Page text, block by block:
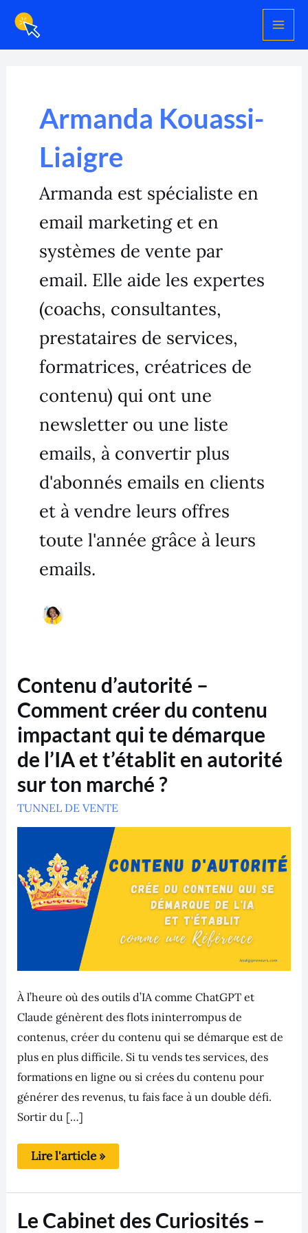
Aller
contenu
Armanda Kouassi-
Liaigre
Armanda est spécialiste en
email marketing et en
systèmes de vente par
email. Elle aide les expertes
(coachs, consultantes,
prestataires de services,
formatrices, créatrices de
contenu) qui ont une
newsletter ou une liste
emails, à convertir plus
d'abonnés emails en clients
et à vendre leurs offres
toute l'année grâce à leurs
emails.
Contenu d’autorité –
Comment créer du contenu
impactant qui te démarque
de l’IA et t’établit en autorité
sur ton marché ?
TUNNEL DE VENTE
À l’heure où des outils d’IA comme ChatGPT et
Claude génèrent des flots ininterrompus de
contenus, créer du contenu qui se démarque est de
plus en plus difficile. Si tu vends tes services, des
formations en ligne ou si crées du contenu pour
générer des revenus, tu fais face à un double défi.
Sortir du […]
Contenu
d’autorité
–
Comment
du
contenu
impactant
qui
te
démarque
de
et
autorité
sur
ton
marché
?
Lire l'article »
Le Cabinet des Curiosités –
Cabinet